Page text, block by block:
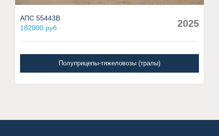
АПС 55443В
182000 руб
2025
Полуприцепы-тяжеловозы (тралы)